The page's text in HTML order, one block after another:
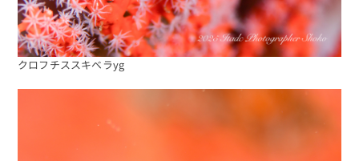
クロフチススキベラyg